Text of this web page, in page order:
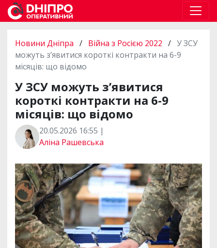
Новини Дніпра / Війна з Росією 2022 / У ЗСУ
можуть з’явитися короткі контракти на 6-9
місяців: що відомо
У ЗСУ можуть з’явитися
короткі контракти на 6-9
місяців: що відомо
20.05.2026 16:55 |
Аліна Рашевська